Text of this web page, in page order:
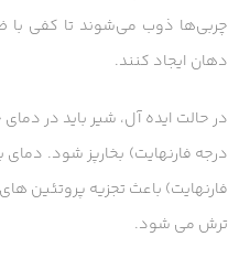
چربی‌ها ذوب می‌شوند تا کفی
دهان ایجاد کنند.
فارنهایت) باعث تجزیه پروتئین
ترش می شود.